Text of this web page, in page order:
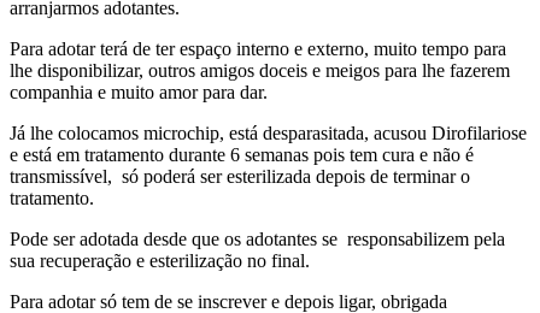
arranjarmos adotantes.
Para adotar terá de ter espaço interno e externo, muito tempo para
lhe disponibilizar, outros amigos doceis e meigos para lhe fazerem
companhia e muito amor para dar.
Já lhe colocamos microchip, está desparasitada, acusou Dirofilariose
e está em tratamento durante 6 semanas pois tem cura e não é
transmissível, só poderá ser esterilizada depois de terminar o
tratamento.
Pode ser adotada desde que os adotantes se responsabilizem pela
sua recuperação e esterilização no final.
Para adotar só tem de se inscrever e depois ligar, obrigada